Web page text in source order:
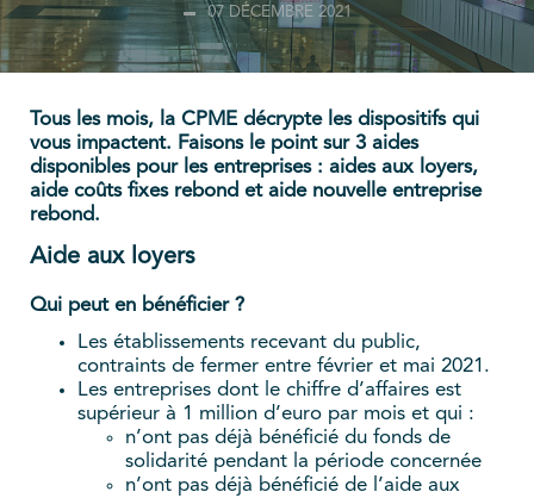
07 DÉCEMBRE 2021
Tous les mois, la CPME décrypte les dispositifs qui
vous impactent. Faisons le point sur 3 aides
disponibles pour les entreprises : aides aux loyers,
aide coûts fixes rebond et aide nouvelle entreprise
rebond.
Aide aux loyers
Qui peut en bénéficier ?
Les établissements recevant du public,
contraints de fermer entre février et mai 2021.
Les entreprises dont le chiffre d’affaires est
supérieur à 1 million d’euro par mois et qui :
n’ont pas déjà bénéficié du fonds de
solidarité pendant la période concernée
n’ont pas déjà bénéficié de l’aide aux